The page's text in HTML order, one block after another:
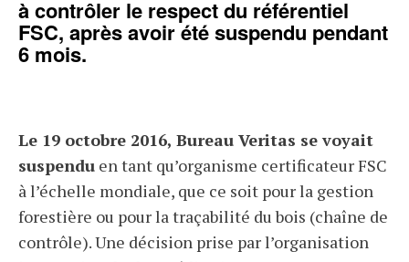
à contrôler le respect du référentiel
FSC, après avoir été suspendu pendant
6 mois.
Le 19 octobre 2016, Bureau Veritas se voyait
suspendu en tant qu’organisme certificateur FSC
à l’échelle mondiale, que ce soit pour la gestion
forestière ou pour la traçabilité du bois (chaîne de
contrôle). Une décision prise par l’organisation